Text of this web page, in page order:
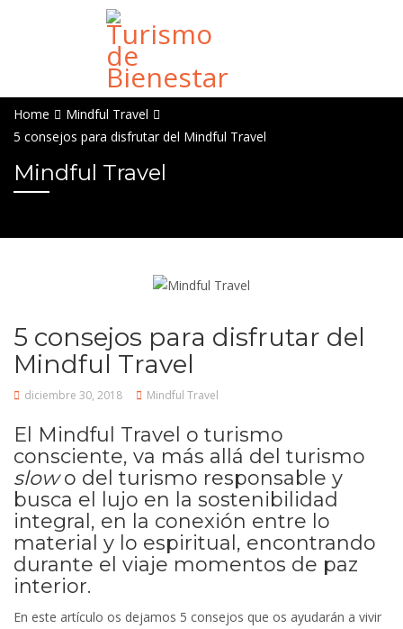
Home
Mindful Travel
5 consejos para disfrutar del Mindful Travel
Mindful Travel
5 consejos para disfrutar del
Mindful Travel
diciembre 30, 2018 Mindful Travel
El Mindful Travel o turismo
consciente, va más allá del turismo
slowo del turismo responsable y
busca el lujo en la sostenibilidad
integral, en la conexión entre lo
material y lo espiritual, encontrando
durante el viaje momentos de paz
interior.
En este artículo os dejamos 5 consejos que os ayudarán a vivir